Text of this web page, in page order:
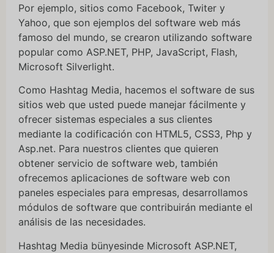
Por ejemplo, sitios como Facebook, Twiter y
Yahoo, que son ejemplos del software web más
famoso del mundo, se crearon utilizando software
popular como ASP.NET, PHP, JavaScript, Flash,
Microsoft Silverlight.
Como Hashtag Media, hacemos el software de sus
sitios web que usted puede manejar fácilmente y
ofrecer sistemas especiales a sus clientes
mediante la codificación con HTML5, CSS3, Php y
Asp.net. Para nuestros clientes que quieren
obtener servicio de software web, también
ofrecemos aplicaciones de software web con
paneles especiales para empresas, desarrollamos
módulos de software que contribuirán mediante el
análisis de las necesidades.
Hashtag Media bünyesinde Microsoft ASP.NET,